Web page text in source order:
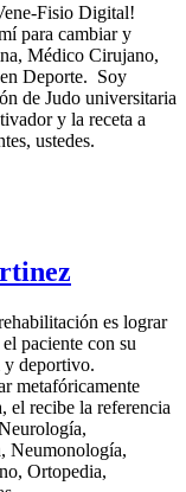
Fisio Digital!
para cambiar y
Médico Cirujano,
Deporte. Soy
de Judo universitaria
y la receta a
ustedes.
es lograr
paciente con su
y deportivo.
metafóricamente
el recibe la referencia
Neumonología,
Ortopedia,